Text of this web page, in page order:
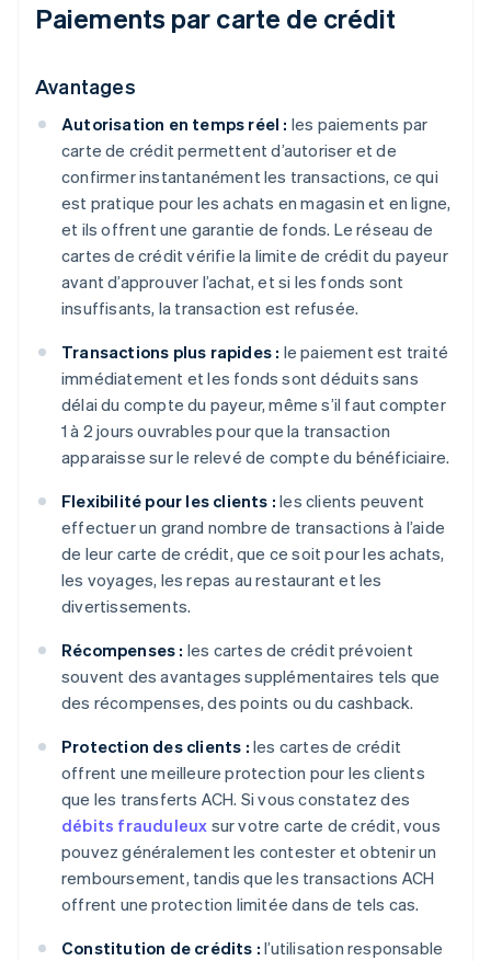
Paiements par carte de crédit
Avantages
Autorisation en temps réel : les paiements par
carte de crédit permettent d’autoriser et de
confirmer instantanément les transactions, ce qui
est pratique pour les achats en magasin et en ligne,
et ils offrent une garantie de fonds. Le réseau de
cartes de crédit vérifie la limite de crédit du payeur
avant d’approuver l’achat, et si les fonds sont
insuffisants, la transaction est refusée.
Transactions plus rapides : le paiement est traité
immédiatement et les fonds sont déduits sans
délai du compte du payeur, même s’il faut compter
1 à 2 jours ouvrables pour que la transaction
apparaisse sur le relevé de compte du bénéficiaire.
Flexibilité pour les clients : les clients peuvent
effectuer un grand nombre de transactions à l’aide
de leur carte de crédit, que ce soit pour les achats,
les voyages, les repas au restaurant et les
divertissements.
Récompenses : les cartes de crédit prévoient
souvent des avantages supplémentaires tels que
des récompenses, des points ou du cashback.
Protection des clients : les cartes de crédit
offrent une meilleure protection pour les clients
que les transferts ACH. Si vous constatez des
débits frauduleux sur votre carte de crédit, vous
pouvez généralement les contester et obtenir un
remboursement, tandis que les transactions ACH
offrent une protection limitée dans de tels cas.
Constitution de crédits : l’utilisation responsable